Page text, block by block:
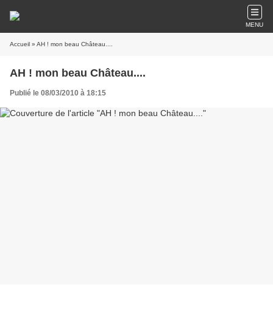
MENU
Accueil » AH ! mon beau Château....
AH ! mon beau Château....
Publié le 08/03/2010 à 18:15